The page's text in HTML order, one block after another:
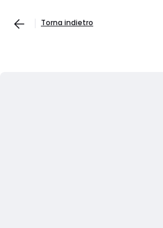
Torna indietro